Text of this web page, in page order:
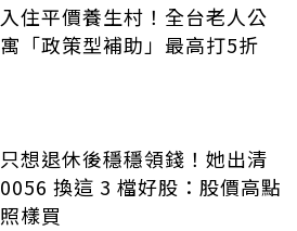
入住平價養生村！全台老人公
寓「政策型補助」最高打5折
只想退休後穩穩領錢！她出清
0056 換這 3 檔好股：股價高點
照樣買